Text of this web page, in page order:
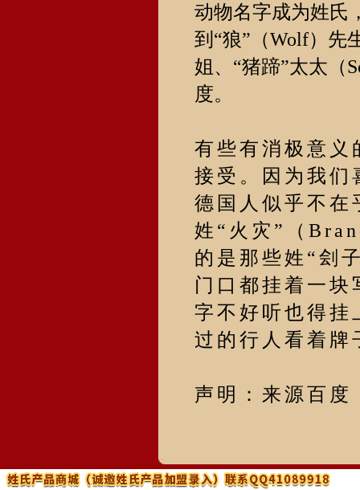
动物名字成为姓氏
到“狼”（Wolf）先
姐、“猪蹄”太太（
度。
有些有消极意义
接受。因为我们
德国人似乎不
姓“火灾”（
的是那些姓“刽
门口都挂着一
字不好听也得挂
过的行人看着牌
声明：来源百度